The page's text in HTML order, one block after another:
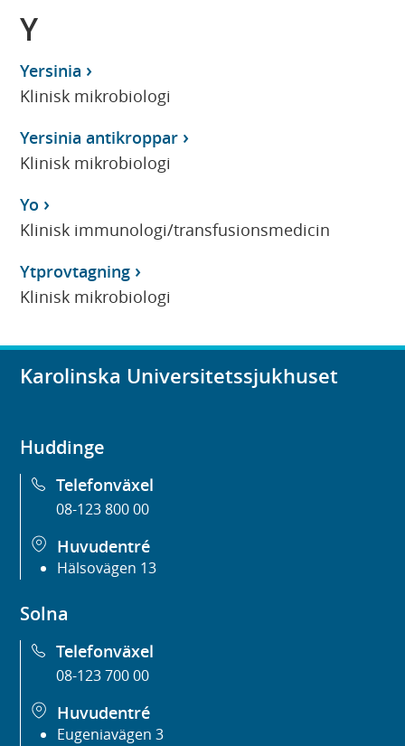
Y
Yersinia
Klinisk mikrobiologi
Yersinia antikroppar
Klinisk mikrobiologi
Yo
Klinisk immunologi/transfusionsmedicin
Ytprovtagning
Klinisk mikrobiologi
Karolinska Universitetssjukhuset
Huddinge
Telefonväxel
08-123 800 00
Huvudentré
Hälsovägen 13
Solna
Telefonväxel
08-123 700 00
Huvudentré
Eugeniavägen 3